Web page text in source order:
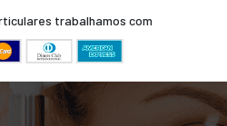
trabalhamos com